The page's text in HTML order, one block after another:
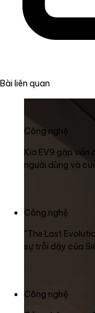
Bài liên quan
Công nghệ
Kia EV9 gặp vấn
người dùng và
Công nghệ
"The Last
sự trỗi dậy của
Công nghệ